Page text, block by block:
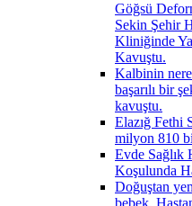
Göğsü
Sekin Şehir
Kliniğinde
Kavuştu.
Kalbinin
başarılı bir
kavuştu.
Elazığ Fethi
milyon 810
Evde Sağlık
Koşulunda
Doğuştan
bebek,